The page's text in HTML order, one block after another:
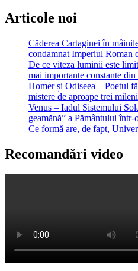
Articole noi
Căderea Cartaginei în
condamnat Imperiul Roman
De ce viteza luminii este
mai importante constante
Homer și Odiseea – Poetul
mistere de aproape trei
Venus – Iadul Sistemului
geamănă” a Pământului
Ce formă are, de fapt,
Recomandări video